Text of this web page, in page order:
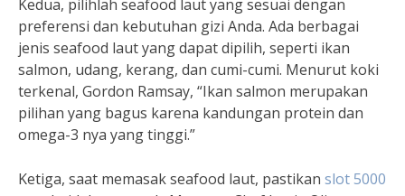
Kedua, pilihlah seafood laut yang sesuai dengan
preferensi dan kebutuhan gizi Anda. Ada berbagai
jenis seafood laut yang dapat dipilih, seperti ikan
salmon, udang, kerang, dan cumi-cumi. Menurut koki
terkenal, Gordon Ramsay, “Ikan salmon merupakan
pilihan yang bagus karena kandungan protein dan
omega-3 nya yang tinggi.”
Ketiga, saat memasak seafood laut, pastikan slot 5000